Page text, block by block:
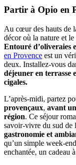
Partir à Opio en
Au cœur des hauts de
décor où la nature et le
Entouré d’oliveraies
en Provence est un
deux. Installez-vous
déjeuner en terrasse
cigales.
L’après-midi, partez
provençaux, avant
région. Ce séjour
savoir-vivre du sud de
gastronomie et
qu’un simple week-
enchantée, un cadeau